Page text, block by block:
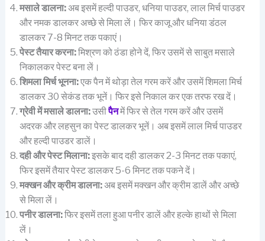
मसाले डालना:अब इसमें हल्दी पाउडर, धनिया पाउडर, लाल मिर्च पाउडर
और नमक डालकर अच्छे से मिला लें। फिर काजू और धनिया डंठल
डालकर 7-8 मिनट तक पकाएं।
पेस्ट तैयार करना:मिश्रण को ठंडा होने दें, फिर उसमें से साबुत मसाले
निकालकर पेस्ट बना लें।
शिमला मिर्च भूनना:एक पैन में थोड़ा तेल गरम करें और उसमें शिमला मिर्च
डालकर 30 सेकंड तक भूनें। फिर इसे निकाल कर एक तरफ रख दें।
ग्रेवी में मसाले डालना:उसीपैनमें फिर से तेल गरम करें और उसमें
अदरक और लहसुन का पेस्ट डालकर भूनें। अब इसमें लाल मिर्च पाउडर
और हल्दी पाउडर डालें।
दही और पेस्ट मिलाना:इसके बाद दही डालकर 2-3 मिनट तक पकाएं,
फिर इसमें तैयार पेस्ट डालकर 5-6 मिनट तक पकने दें।
मक्खन और क्रीम डालना:अब इसमें मक्खन और क्रीम डालें और अच्छे
से मिला लें।
पनीर डालना:फिर इसमें तला हुआ पनीर डालें और हल्के हाथों से मिला
लें।